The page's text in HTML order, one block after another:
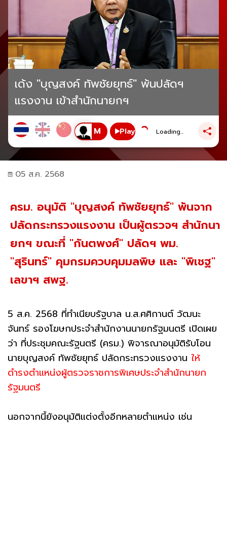
เด้ง "บุญสงค์ ทัพชัยยุทธ์" พ้นปลัดฯ
แรงงาน เข้าสำนักนายกฯ
Play Loading...
05 ส.ค. 2568
ครม. อนุมัติ "บุญสงค์ ทัพชัยยุทธ์" พ้นจาก
ปลัดกระทรวงแรงงาน เป็นผู้ตรวจฯ สำนักนา
ยกฯ ขณะที่ "กันตพงศ์" ปลัดฯ พม.
"สุรินทร์" คุมกรมควบคุมมลพิษ และ "พิเชฐ"
เลขาฯ สพฐ.
5 ส.ค. 2568 ที่ทำเนียบรัฐบาล น.ส.ศศิกานต์ วัฒนะ
จันทร์ รองโฆษกประจำสำนักงานนายกรัฐมนตรี เปิดเผย
ว่า ที่ประชุมคณะรัฐนตรี (ครม.) พิจารณาอนุมัติรับโอน
นายบุญสงค์ ทัพชัยยุทธ์ ปลัดกระทรวงแรงงาน ให้
ดำรงตำแหน่งผู้ตรวจราชการพิเศษประจำสำนักนายก
รัฐมนตรี
นอกจากนี้ยังอนุมัติแต่งตั้งอีกหลายตำแหน่ง เช่น